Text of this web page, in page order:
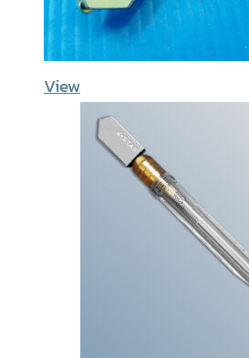
View